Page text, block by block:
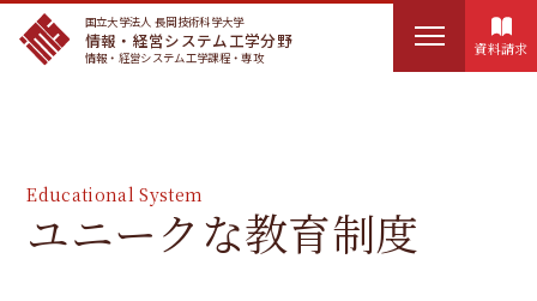
国立大学法人 長岡技術科学大学
情報・経営システム工学分野
情報・経営システム工学課程・専攻
講座概要
索
:
資料請求
Educational System
ユニークな教育制度